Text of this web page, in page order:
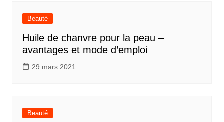
Beauté
Huile de chanvre pour la peau –
avantages et mode d’emploi
29 mars 2021
Beauté